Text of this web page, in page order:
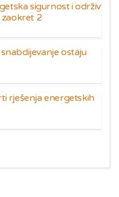
sigurnost i održiv
zaokret 2
ostaju
rješenja energetskih